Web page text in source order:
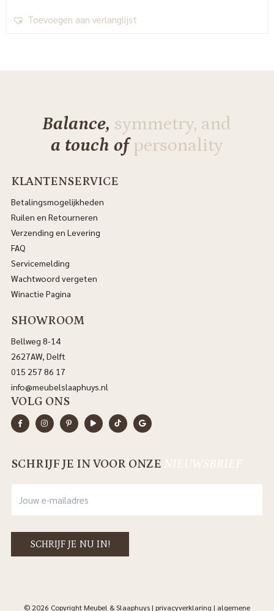
Toevoegen aan verlanglijst
Balance, symmetry, and
a touch ofpersonality
KLANTENSERVICE
Betalingsmogelijkheden
Ruilen en Retourneren
Verzending en Levering
FAQ
Servicemelding
Wachtwoord vergeten
Winactie Pagina
SHOWROOM
Bellweg 8-14
2627AW, Delft
015 257 86 17
info@meubelslaaphuys.nl
VOLG ONS
SCHRIJF JE IN VOOR ONZE NIEUWSBRIEF
© 2026 Copyright Meubel & Slaaphuys | privacyverklaring | algemene